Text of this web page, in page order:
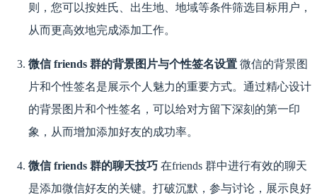
则，您可以按姓氏、出生地、地域等条件筛选目标用户，
从而更高效地完成添加工作。
微信 friends 群的背景图片与个性签名设置 微信的背景图
片和个性签名是展示个人魅力的重要方式。通过精心设计
的背景图片和个性签名，可以给对方留下深刻的第一印
象，从而增加添加好友的成功率。
微信 friends 群的聊天技巧 在friends 群中进行有效的聊天
是添加微信好友的关键。打破沉默，参与讨论，展示良好